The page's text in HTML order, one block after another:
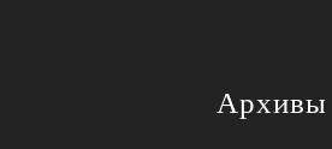
Архивы